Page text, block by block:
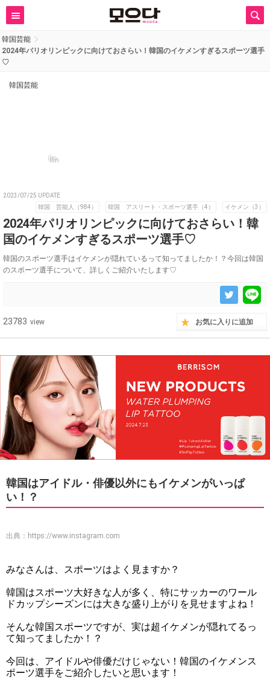
韓国芸能
2024年パリオリンピックに向けておさらい！韓国のイケメンすぎるスポーツ選手
♡
韓国芸能
ilin
2023/07/25 UPDATE
韓国 芸能人（984）
韓国 アスリート・スポーツ選手（4） イケメン（3）
2024年パリオリンピックに向けておさらい！韓
国のイケメンすぎるスポーツ選手♡
韓国のスポーツ選手はイケメンが隠れているって知ってましたか！？今回は韓国
のスポーツ選手について、詳しくご紹介いたします♡
23783 view お気に入りに追加
韓国はアイドル・俳優以外にもイケメンがいっぱ
い！？
出典： https://www.instagram.com
みなさんは、スポーツはよく見ますか？
韓国はスポーツ大好きな人が多く、特にサッカーのワール
ドカップシーズンには大きな盛り上がりを見せますよね！
そんな韓国スポーツですが、実は超イケメンが隠れてるっ
て知ってましたか！？
今回は、アイドルや俳優だけじゃない！韓国のイケメンス
ポーツ選手をご紹介したいと思います！